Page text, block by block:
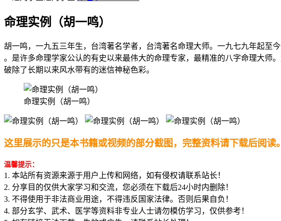
命理实例（胡一鸣）
胡一鸣，一九五三年生，台湾著名学者，台湾著名命理大师。一九七九年起至
。是许多命理学家公认的有史以来最伟大的命理专家，最精准的八字命理大师
破除了长期以来风水带有的迷信神秘色彩。
命理实例（胡一鸣）
这里展示的只是本书籍或视频的部分截图，完整资料请下载后阅读。
温馨提示：
1. 本站所有资源来源于用户上传和网络，如有侵权请联系站长！
2. 分享目的仅供大家学习和交流，您必须在下载后24小时内删除！
3. 不得使用于非法商业用途，不得违反国家法律。否则后果自负！
4. 部分玄学、武术、医学等资料非专业人士请勿模仿学习，仅供参考！